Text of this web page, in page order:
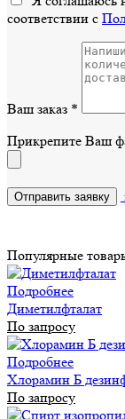
соответствии с
Ваш заказ *
Прикрепите Ваш
Популярные
Подробнее
Диметилфталат
По запросу
Подробнее
Хлорамин Б
По запросу